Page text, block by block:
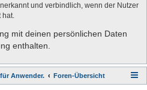
und verbindlich, wenn der Nutzer
hat.
mit deinen persönlichen Daten
enthalten.
Anwender. Foren-Übersicht